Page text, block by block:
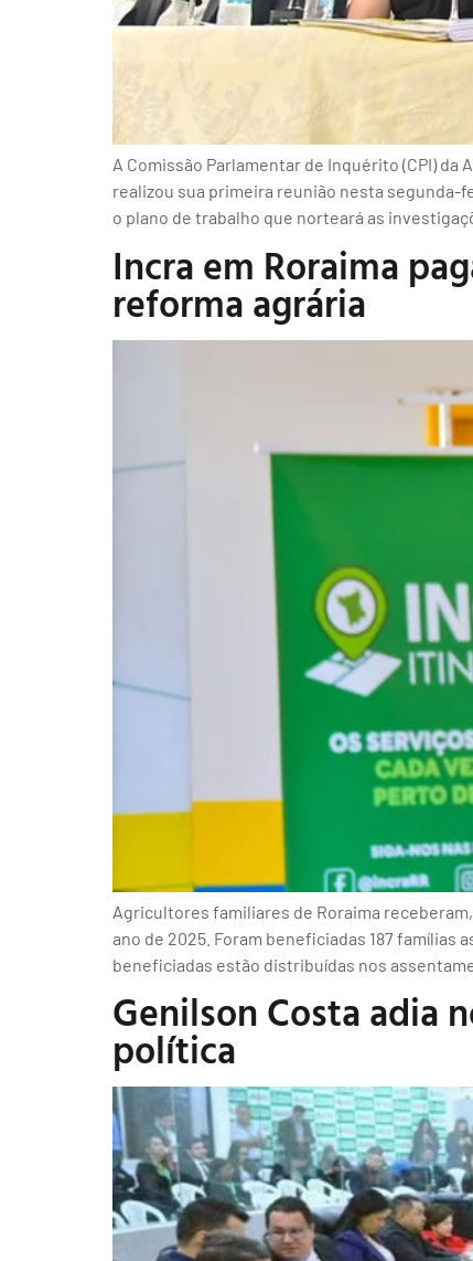
A Comissão Parlamentar de Inquérito (CPI)
realizou sua primeira reunião nesta segunda-
o plano de trabalho que norteará as
Incra em Roraima
reforma agrária
Agricultores familiares de Roraima
ano de 2025. Foram beneficiadas 187 famílias
beneficiadas estão distribuídas nos
Genilson Costa adia
política